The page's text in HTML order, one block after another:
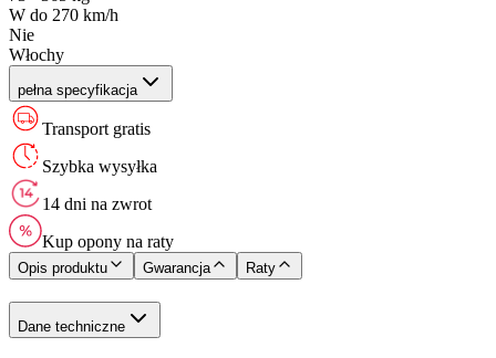
W do 270 km/h
Nie
Włochy
pełna specyfikacja
Transport gratis
Szybka wysyłka
14 dni na zwrot
Kup opony na raty
Opis produktu Gwarancja Raty
Dane techniczne